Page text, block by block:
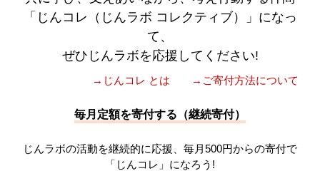
「じんコレ（じんラボ コレクティブ）」になっ
て、
ぜひじんラボを応援してください!
→じんコレ とは →ご寄付方法について
毎月定額を寄付する（継続寄付）
じんラボの活動を継続的に応援、毎月500円からの寄付で
「じんコレ」になろう!